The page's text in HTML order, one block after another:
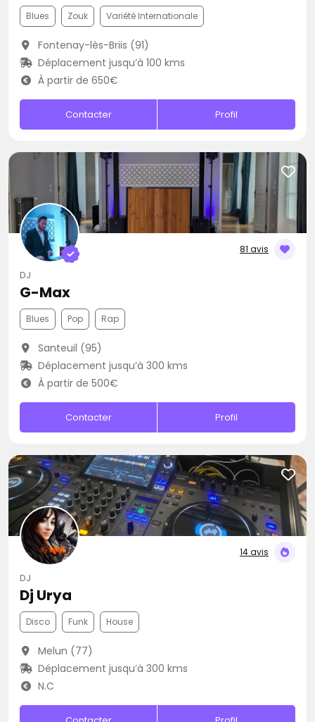
Blues Zouk Variété Internationale
Fontenay-lès-Briis (91)
Déplacement jusqu’à 100 kms
À partir de 650€
Contacter Profil
81 avis
DJ
G-Max
Blues Pop Rap
Santeuil (95)
Déplacement jusqu’à 300 kms
À partir de 500€
Contacter Profil
14 avis
DJ
Dj Urya
Disco Funk House
Melun (77)
Déplacement jusqu’à 300 kms
N.C